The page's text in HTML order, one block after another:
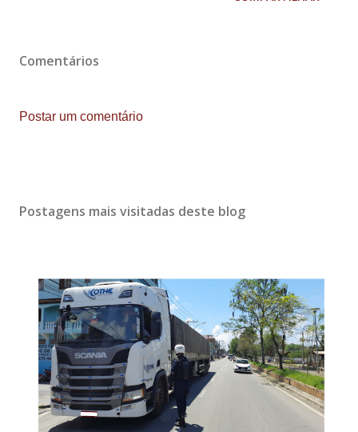
Comentários
Postar um comentário
Postagens mais visitadas deste blog